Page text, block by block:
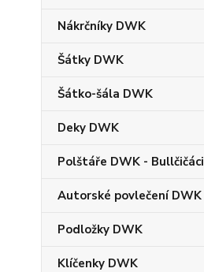
Nákrčníky DWK
Šátky DWK
Šátko-šála DWK
Deky DWK
Polštáře DWK - Bullčičáci
Autorské povlečení DWK
Podložky DWK
Klíčenky DWK